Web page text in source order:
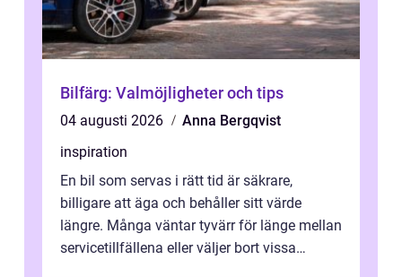
Bilfärg: Valmöjligheter och tips
04 augusti 2026
Anna Bergqvist
inspiration
En bil som servas i rätt tid är säkrare,
billigare att äga och behåller sitt värde
längre. Många väntar tyvärr för länge mellan
servicetillfällena eller väljer bort vissa